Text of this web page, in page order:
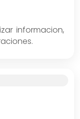
informacion,